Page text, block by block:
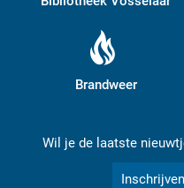
Brandweer
Wil je de laatste